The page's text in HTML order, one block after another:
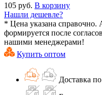
105 руб. В корзину
Нашли дешевле?
* Цена указана справочно.
формируется после
нашими менеджерами!
Купить оптом
Доставка